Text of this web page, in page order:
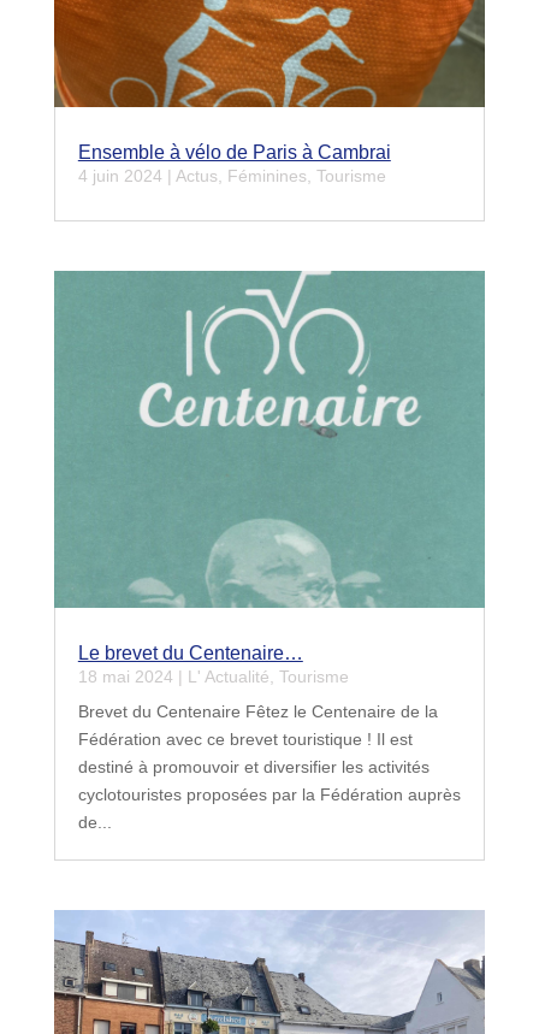
Ensemble à vélo de Paris à Cambrai
4 juin 2024 | Actus Féminines Tourisme
Le brevet du Centenaire…
18 mai 2024 | L' Actualité Tourisme
Brevet du Centenaire Fêtez le Centenaire de la
Fédération avec ce brevet touristique ! Il est
destiné à promouvoir et diversifier les activités
cyclotouristes proposées par la Fédération auprès
de...